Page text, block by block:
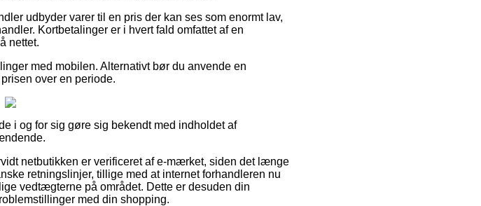
udbyder varer til en pris der kan ses som enormt lav,
Kortbetalinger er i hvert fald omfattet af en
nettet.
med mobilen. Alternativt bør du anvende en
over en periode.
i og for sig gøre sig bekendt med indholdet af
netbutikken er verificeret af e-mærket, siden det længe
retningslinjer, tillige med at internet forhandleren nu
vedtægterne på området. Dette er desuden din
med din shopping.